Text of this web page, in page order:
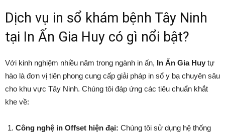
Dịch vụ in sổ khám bệnh Tây Ninh
tại In Ấn Gia Huy có gì nổi bật?
Với kinh nghiệm nhiều năm trong ngành in ấn, In Ấn Gia Huy tự
hào là đơn vị tiên phong cung cấp giải pháp in sổ y bạ chuyên sâu
cho khu vực Tây Ninh. Chúng tôi đáp ứng các tiêu chuẩn khắt
khe về:
Công nghệ in Offset hiện đại: Chúng tôi sử dụng hệ thống